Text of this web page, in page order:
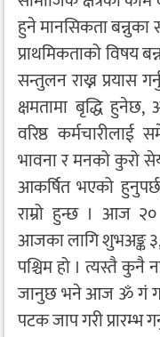
हुने मानसिकता बन्नुका
प्राथमिकताको विषय
सन्तुलन राख्न प्रयास
क्षमतामा बृद्धि
वरिष्ठ
भावना र मनको कुरो
आकर्षित भएको
राम्रो हुन्छ । आज
आजका लागि शुभअङ्क
पश्चिम हो । त्यस्तै कुनै
जानुछ भने आज ॐ गं
पटक जाप गरी प्रारम्भ